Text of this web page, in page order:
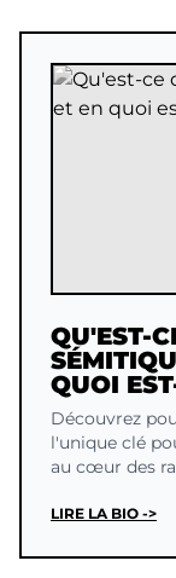
QU'EST-
QUOI
Découvrez
l'unique clé
au cœur des
LIRE LA BIO ->